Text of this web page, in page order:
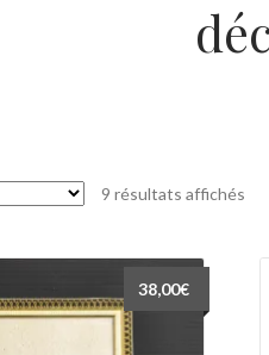
9 résultats affichés
38,00€